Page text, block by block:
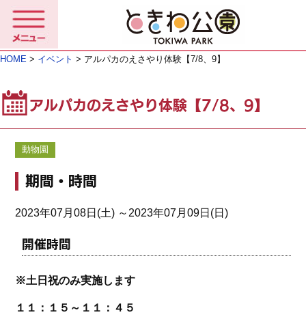
HOME > イベント > アルパカのえさやり体験【7/8、9】
アルパカのえさやり体験【7/8、9】
動物園
期間・時間
2023年07月08日(土) ～2023年07月09日(日)
開催時間
※土日祝のみ実施します
１１：１５～１１：４５